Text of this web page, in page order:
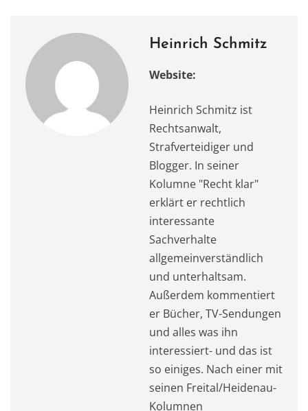
Heinrich Schmitz
Website:
Heinrich Schmitz ist
Rechtsanwalt,
Strafverteidiger und
Blogger. In seiner
Kolumne "Recht klar"
erklärt er rechtlich
interessante
Sachverhalte
allgemeinverständlich
und unterhaltsam.
Außerdem kommentiert
er Bücher, TV-Sendungen
und alles was ihn
interessiert- und das ist
so einiges. Nach einer mit
seinen Freital/Heidenau-
Kolumnen